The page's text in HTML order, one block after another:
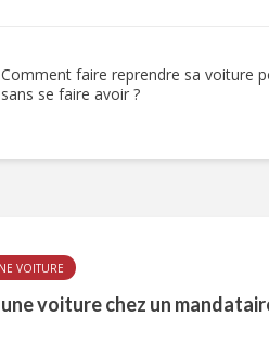
Comment faire reprendre sa voiture
sans se faire avoir ?
VOITURE
voiture chez un